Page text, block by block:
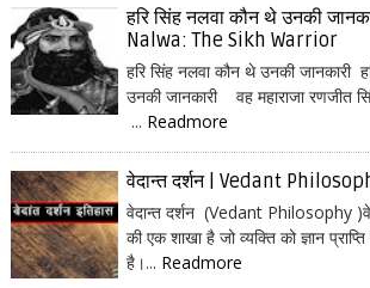
हरि सिंह नलवा कौन थे उनकी
Nalwa: The Sikh Warrior
हरि सिंह नलवा कौन थे उनकी जानकारी
उनकी जानकारी वह महाराजा रणजीत
... Readmore
वेदान्त दर्शन | Vedant
वेदान्त दर्शन (Vedant Philosophy
की एक शाखा है जो व्यक्ति को ज्ञान
है।... Readmore